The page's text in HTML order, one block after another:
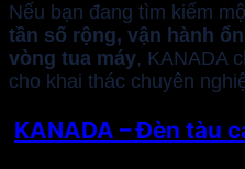
Nếu bạn đang tìm kiếm
tần số rộng, vận hành
vòng tua máy, KANADA
cho khai thác chuyên
KANADA – Đèn tàu